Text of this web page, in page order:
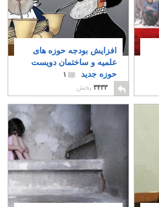
افزایش بودجه حوزه های
علمیه و ساختمان دویست
حوزه جدید
۱
۳۴۳۳ پخش